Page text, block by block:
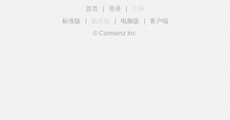
首页 登录
注册
标准版
触屏版 电脑版
客户端
© Comsenz Inc.